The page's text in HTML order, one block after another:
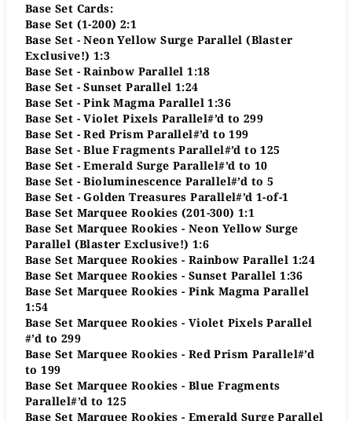
Base Set Cards:
Base Set (1-200) 2:1
Base Set - Neon Yellow Surge Parallel (Blaster
Exclusive!)​​​​ 1:3
Base Set - Rainbow Parallel​​​​​​ 1:18
Base Set - Sunset Parallel 1:24
Base Set - Pink Magma Parallel ​​​​​​1:36
Base Set - Violet Pixels Parallel​​​​​​#’d to 299
Base Set - Red Prism Parallel​​​​​​#’d to 199
Base Set - Blue Fragments Parallel​​​​​​#’d to 125
Base Set - Emerald Surge Parallel​​​​​​#’d to 10
Base Set - Bioluminescence Parallel​​​​​​#’d to 5
Base Set - Golden Treasures Parallel​​​​​​#’d 1-of-1
Base Set Marquee Rookies (201-300)​​​​​​ 1:1
Base Set Marquee Rookies - Neon Yellow Surge
Parallel (Blaster Exclusive!)​​​ 1:6
Base Set Marquee Rookies - Rainbow Parallel​​​​​ 1:24
Base Set Marquee Rookies - Sunset Parallel​​​​​ 1:36
Base Set Marquee Rookies - Pink Magma Parallel ​​​​​
1:54
Base Set Marquee Rookies - Violet Pixels Parallel​​​​​
#’d to 299
Base Set Marquee Rookies - Red Prism Parallel​​​​​#’d
to 199
Base Set Marquee Rookies - Blue Fragments
Parallel​​​​#’d to 125
Base Set Marquee Rookies - Emerald Surge Parallel​​​​